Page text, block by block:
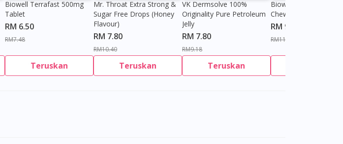
Biowell Terrafast 500mg
Tablet
RM 6.50
RM7.48
Teruskan
Mr. Throat Extra Strong &
Sugar Free Drops (Honey
Flavour)
RM 7.80
RM10.40
Teruskan
VK Dermsolve 100%
Originality Pure Petroleum
Jelly
RM 7.80
RM9.18
Teruskan
Biowell Zeero 200mg
Chewable Tablet
RM 9.80
RM11.27